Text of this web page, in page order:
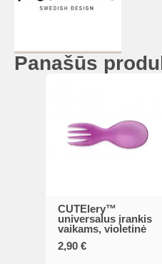
Panašūs
CUTElery™
universalus įrankis
vaikams, violetinė
2,90€